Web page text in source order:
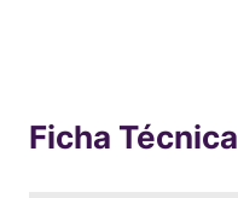
Ficha Técnica